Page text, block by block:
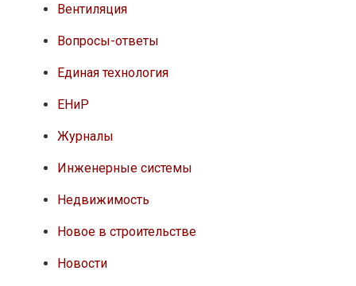
Вентиляция
Вопросы-ответы
Единая технология
ЕНиР
Журналы
Инженерные системы
Недвижимость
Новое в строительстве
Новости